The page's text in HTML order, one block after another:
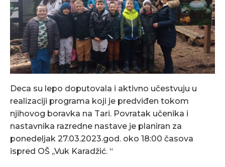
Deca su lepo doputovala i aktivno učestvuju u
realizaciji programa koji je predviđen tokom
njihovog boravka na Tari. Povratak učenika i
nastavnika razredne nastave je planiran za
ponedeljak 27.03.2023.god. oko 18:00 časova
ispred OŠ ,,Vuk Karadžić. “